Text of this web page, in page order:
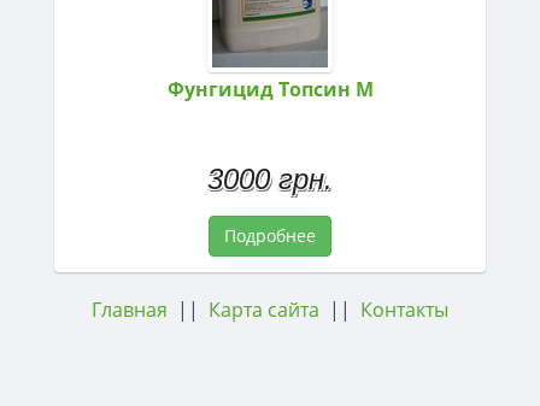
Фунгицид Топсин М
3000 грн.
Подробнее
Главная || Карта сайта || Контакты